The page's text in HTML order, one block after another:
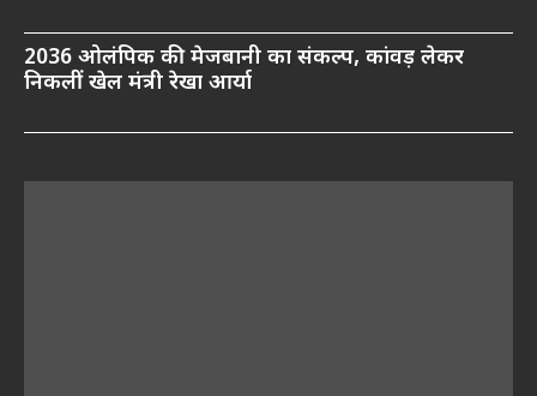
2036 ओलंपिक की मेजबानी का संकल्प, कांवड़ लेकर
निकलीं खेल मंत्री रेखा आर्या